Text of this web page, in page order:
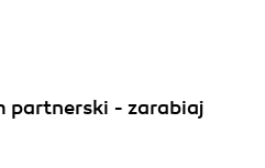
partnerski - zarabiaj